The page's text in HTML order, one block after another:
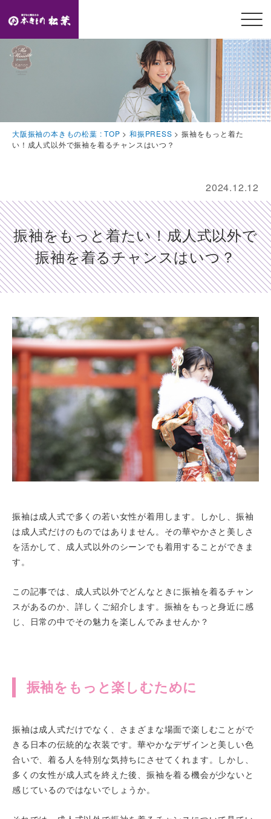
Feature
本きもの松葉の特徴
Collection
振袖コレクション
Plan
プラン
Shop list
Pick up
ピックアップ店舗
Blog
スタッフブログ
Gallery
お客様ギャラリー
Kimono Yuubi
メニ
ュー
開閉
大阪振袖の本きもの松葉 : TOP >和振PRESS >振袖をもっと着た
い！成人式以外で振袖を着るチャンスはいつ？
2024.12.12
振袖をもっと着たい！成人式以外で
振袖を着るチャンスはいつ？
振袖は成人式で多くの若い女性が着用します。しかし、振袖
は成人式だけのものではありません。その華やかさと美しさ
を活かして、成人式以外のシーンでも着用することができま
す。
この記事では、成人式以外でどんなときに振袖を着るチャン
スがあるのか、詳しくご紹介します。振袖をもっと身近に感
じ、日常の中でその魅力を楽しんでみませんか？
振袖をもっと楽しむために
振袖は成人式だけでなく、さまざまな場面で楽しむことがで
きる日本の伝統的な衣装です。華やかなデザインと美しい色
合いで、着る人を特別な気持ちにさせてくれます。しかし、
多くの女性が成人式を終えた後、振袖を着る機会が少ないと
感じているのではないでしょうか。